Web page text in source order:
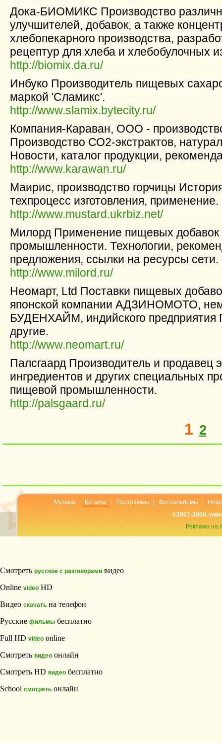
Дока-БИОМИКС Производство
улучшителей, добавок, а также
хлебопекарного производства,
рецептур для хлеба и хлебобулочных
http://biomix.da.ru/
Инбуко Производитель пищевых
маркой 'Сламикс'.
http://www.slamix.bytecity.ru/
Компания-Караван, ООО -
Производство СО2-экстрактов,
Новости, каталог продукции,
http://www.karawan.ru/
Маирис, производство горчицы
техпроцесс изготовления, применение.
http://www.mustard.ukrbiz.net/
Милорд Применение пищевых
промышленности. Технологии,
предложения, ссылки на ресурсы сети.
http://www.milord.ru/
Неомарт, Ltd Поставки пищевых
японской компании АДЗИНОМОТО,
БУДЕНХАЙМ, индийского
другие.
http://www.neomart.ru/
Палcгаард Производитель и продавец
ингредиентов и других специальных
пищевой промышленности.
http://palsgaard.ru/
1 2
Музыка Каталог Программы Фотоальбомы
©2007-2008,
Реклама на
Смотреть русское с разговорами видео
Online video HD
Видео скачать на телефон
Русские фильмы бесплатно
Full HD video online
Смотреть видео онлайн
Смотреть HD видео бесплатно
School смотреть онлайн